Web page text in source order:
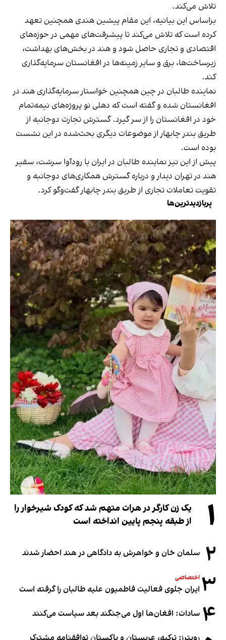
تلاش می‌کند.
براساس این بیانیه، این مقام پیشین هندی همچنین تعهد
کرده است که تلاش می‌کند تا پیشرفت‌های مهمی در حوزه‌های
اقتصادی و تجاری حاصل شود و هند در بخش‌های بهداشت،
زیرساخت‌ها، برق و سایر زمینه‌ها در افغانستان سرمایه‌گذاری
کند.
نماینده طالبان در چین همچنین خواستار سرمایه‌گذاری هند در
افغانستان شده و گفته است که دهلی نو پروژه‌های نیمه‌تمام
خود در افغانستان را از سر گیرد. گسترش تجارت دوجانبه از
طریق بندر چابهار از موضوعات دیگری بحث‌شده در این نشست
بوده است.
پیش از این نیز نماینده طالبان در ایران با رودآوا سرشت، سفیر
هند در تهران دیدار و درباره گسترش همکاری‌های دوجانبه و
تقویت تعاملات تجاری از طریق بندر چابهار گفت‌و‌گو کرد.
پربازدیدترین‌ها
۱
یک زن کارگر در هرات متهم شد که کودک شیرخوار را
از طبقه پنجم پایین انداخته است
۲ سلمان خان و خواهرش به دادگاهی در هند احضار شدند
۳ اختصاصی
ایران جلوی فعالیت فاطمیون علیه طالبان را گرفته است
۴ سادات: افغان‌ها اول می‌جنگند بعد سیاست می‌کنند